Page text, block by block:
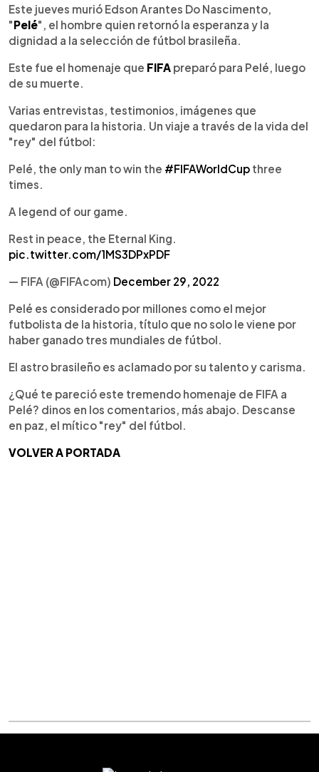
Escuchar artículo
Este jueves murió Edson Arantes Do Nascimento,
"Pelé", el hombre quien retornó la esperanza y la
dignidad a la selección de fútbol brasileña.
Este fue el homenaje que FIFA preparó para Pelé, luego
de su muerte.
Varias entrevistas, testimonios, imágenes que
quedaron para la historia. Un viaje a través de la vida del
"rey" del fútbol:
Pelé, the only man to win the #FIFAWorldCup three
times.
A legend of our game.
Rest in peace, the Eternal King.
pic.twitter.com/1MS3DPxPDF
— FIFA (@FIFAcom) December 29, 2022
Pelé es considerado por millones como el mejor
futbolista de la historia, título que no solo le viene por
haber ganado tres mundiales de fútbol.
El astro brasileño es aclamado por su talento y carisma.
¿Qué te pareció este tremendo homenaje de FIFA a
Pelé? dinos en los comentarios, más abajo. Descanse
en paz, el mítico "rey" del fútbol.
VOLVER A PORTADA